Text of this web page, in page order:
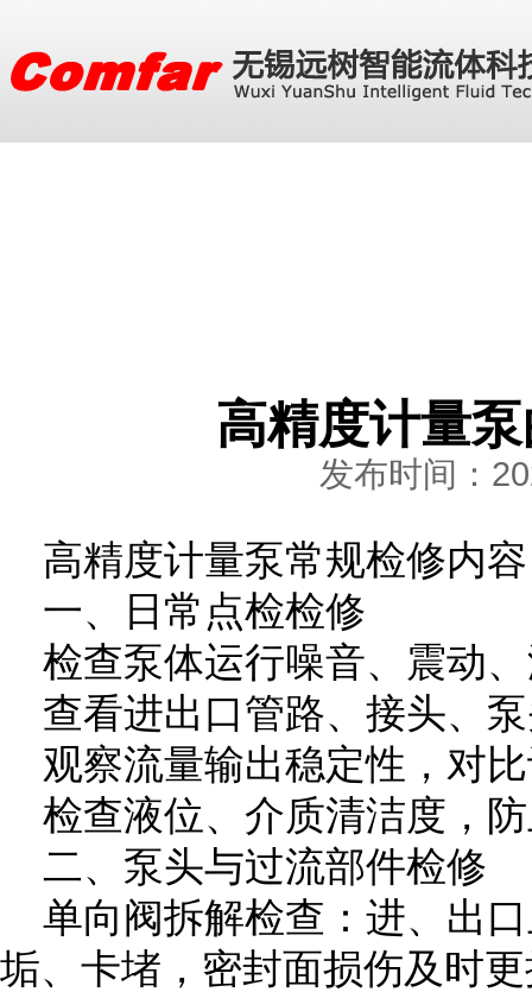
高精度计量
发布时间：
高精度计量泵常规检修内容
一、日常点检检修
检查泵体运行噪音、震动
查看进出口管路、接头、
观察流量输出稳定性，对
检查液位、介质清洁度，
二、泵头与过流部件检修
单向阀拆解检查：进、出
垢、卡堵，密封面损伤及时